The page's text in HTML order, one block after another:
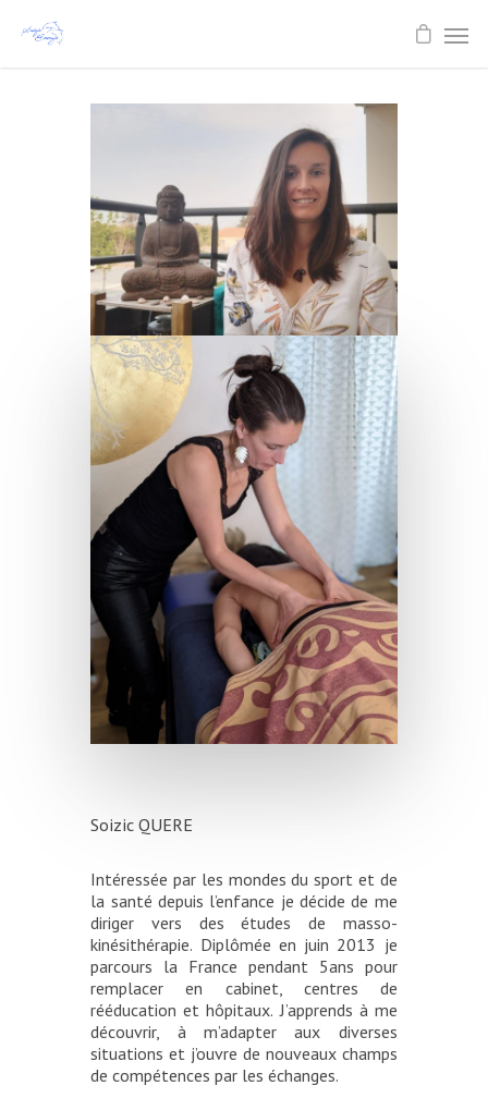
Soizic QUERE
Intéressée par les mondes du sport et de
la santé depuis l’enfance je décide de me
diriger vers des études de masso-
kinésithérapie. Diplômée en juin 2013 je
parcours la France pendant 5ans pour
remplacer en cabinet, centres de
rééducation et hôpitaux. J’apprends à me
découvrir, à m’adapter aux diverses
situations et j’ouvre de nouveaux champs
de compétences par les échanges.